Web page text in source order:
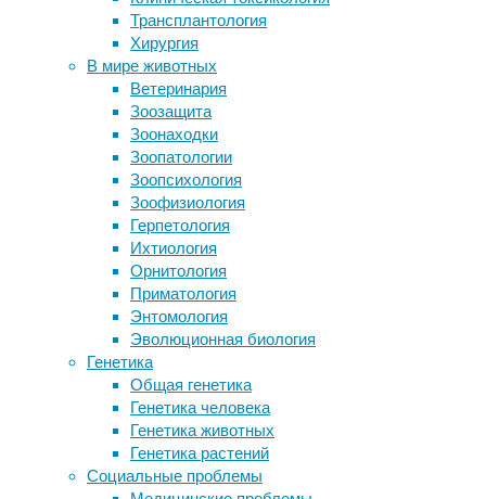
Трансплантология
Хирургия
В мире животных
Ветеринария
Зоозащита
Зоонаходки
Зоопатологии
Зоопсихология
Зоофизиология
Герпетология
Ихтиология
Орнитология
Приматология
Энтомология
Эволюционная биология
Генетика
Общая генетика
Генетика человека
Генетика животных
Генетика растений
Социальные проблемы
ALEV
к
чему
мы
вас
готовим?
ALEV
Empathy
Ventured)*
молодой
амбициозный
благотворительный
и
научно-
просветительский
проект.
не
сетчатке ребенка
Роды на 39 неделе беременности
назвали оптимальными для женщин
с гипертензией
Будущее экомоды: веганская кожа из
грибов
Почему мыши мало живут
Следите за новостями